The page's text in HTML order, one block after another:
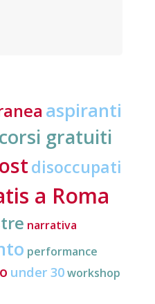
aspiranti
corsi gratuiti
disoccupati
a Roma
narrativa
performance
under 30workshop